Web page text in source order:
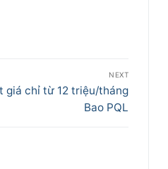
NEXT
giá chỉ từ 12 triệu/tháng
Bao PQL